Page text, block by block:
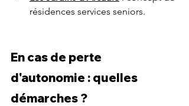
résidences services seniors.
En cas de perte
d'autonomie : quelles
démarches ?